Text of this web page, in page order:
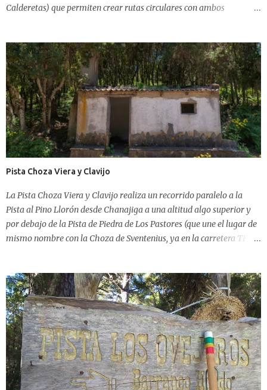
Calderetas) que permiten crear rutas circulares con ambos
explotación maderera, la Pista de Lomo Chingo inicia su breve
recorrido al finalizar la Pista de Las Calderetas y comenzar el
descenso hacia Baja Camello . Justo en ese punto existía (porque la
maquinaria pesada de deforestación lo ha hecho desaparecer, un
sendero que continuaba de frente y enlazaba con la Pista Camino
del Polvo. Bien, pues en ese cruce, en forma de T, subiendo, comienza
Lomo Chingo, que en un breve recorrido de menos de un kilómetro
nos coloca en la Pista Las Aguilillas . Es una pista, no un sendero,
tiene un ancho de cuatro metros y viabilidad para vehículos de
Pista Choza Viera y Clavijo
La Pista Choza Viera y Clavijo realiza un recorrido paralelo a la
Pista al Pino Llorón desde Chanajiga a una altitud algo superior y
por debajo de la Pista de Piedra de Los Pastores (que une el lugar de
mismo nombre con la Choza de Sventenius, ya en la carretera TF-21
vieja carretera trazada décadas atrás pero que nunca llegó a ser
asfaltada, ya que es una de las poquisimas pistas que en su
realización incluye malecones, muros y hasta algún disimulado
puente pegado a la ladera vertical de Tigaiga. Es uno de los últimos
lugares que aún conserva un refugio de montaña creado por la
antigua ICONA . Con el paso de estos últimos años, los últimos
incendios y el vandalismo, se ha ido deteriorando bastante, pero
hasta no hace mucho aún era habitual encontrar restos de fuego en